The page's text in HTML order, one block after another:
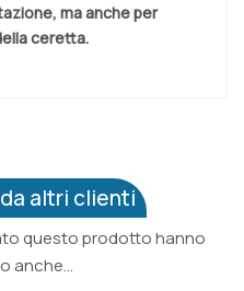
ma anche per
ceretta.
altri clienti
questo prodotto hanno
anche...